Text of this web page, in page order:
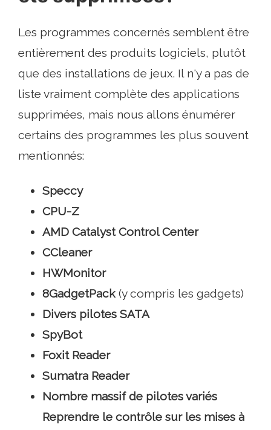
Les programmes concernés semblent être
entièrement des produits logiciels, plutôt
que des installations de jeux. Il n'y a pas de
liste vraiment complète des applications
supprimées, mais nous allons énumérer
certains des programmes les plus souvent
mentionnés:
Speccy
CPU-Z
AMD Catalyst Control Center
CCleaner
HWMonitor
8GadgetPack(y compris les gadgets)
Divers pilotes SATA
SpyBot
Foxit Reader
Sumatra Reader
Nombre massif de pilotes variés
Reprendre le contrôle sur les mises à